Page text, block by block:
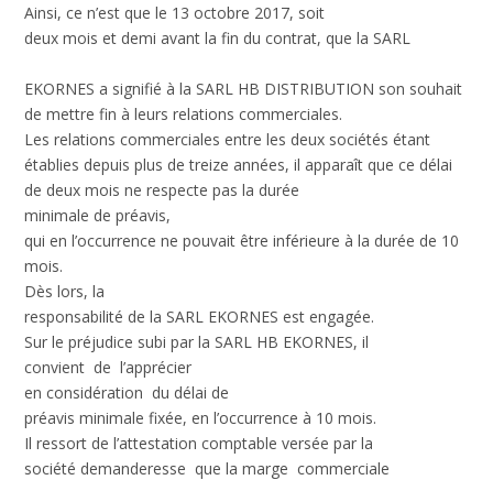
Ainsi, ce n’est que le 13 octobre 2017, soit
deux mois et demi avant la fin du contrat, que la SARL
EKORNES a signifié à la SARL HB DISTRIBUTION son souhait
de mettre fin à leurs relations commerciales.
Les relations commerciales entre les deux sociétés étant
établies depuis plus de treize années, il apparaît que ce délai
de deux mois ne respecte pas la durée
minimale de préavis,
qui en l’occurrence ne pouvait être inférieure à la durée de 10
mois.
Dès lors, la
responsabilité de la SARL EKORNES est engagée.
Sur le préjudice subi par la SARL HB EKORNES, il
convient de l’apprécier
en considération du délai de
préavis minimale fixée, en l’occurrence à 10 mois.
Il ressort de l’attestation comptable versée par la
société demanderesse que la marge commerciale